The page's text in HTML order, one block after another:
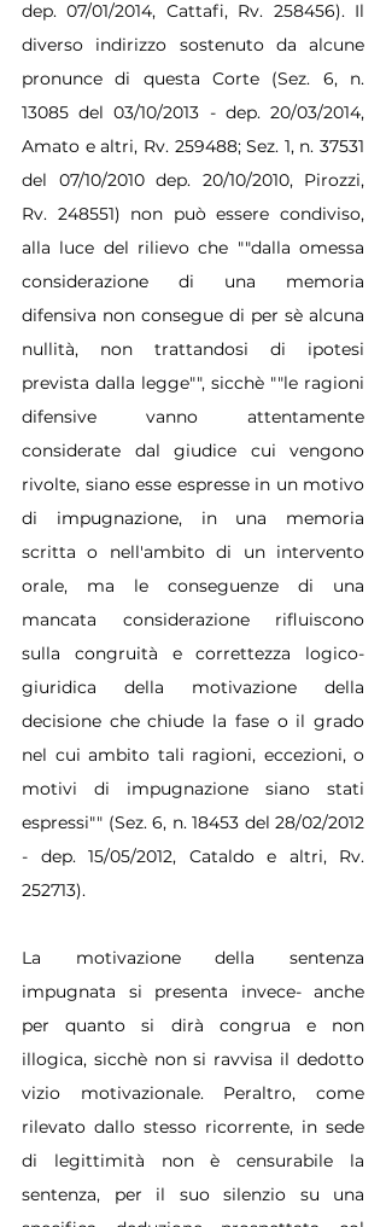
dep. 07/01/2014, Cattafi, Rv. 258456). Il
diverso indirizzo sostenuto da alcune
pronunce di questa Corte (Sez. 6, n.
13085 del 03/10/2013 - dep. 20/03/2014,
Amato e altri, Rv. 259488; Sez. 1, n. 37531
del 07/10/2010 dep. 20/10/2010, Pirozzi,
Rv. 248551) non può essere condiviso,
alla luce del rilievo che ""dalla omessa
considerazione di una memoria
difensiva non consegue di per sè alcuna
nullità, non trattandosi di ipotesi
prevista dalla legge"", sicchè ""le ragioni
difensive vanno attentamente
considerate dal giudice cui vengono
rivolte, siano esse espresse in un motivo
di impugnazione, in una memoria
scritta o nell'ambito di un intervento
orale, ma le conseguenze di una
mancata considerazione rifluiscono
sulla congruità e correttezza logico-
giuridica della motivazione della
decisione che chiude la fase o il grado
nel cui ambito tali ragioni, eccezioni, o
motivi di impugnazione siano stati
espressi"" (Sez. 6, n. 18453 del 28/02/2012
- dep. 15/05/2012, Cataldo e altri, Rv.
252713).
La motivazione della sentenza
impugnata si presenta invece- anche
per quanto si dirà congrua e non
illogica, sicchè non si ravvisa il dedotto
vizio motivazionale. Peraltro, come
rilevato dallo stesso ricorrente, in sede
di legittimità non è censurabile la
sentenza, per il suo silenzio su una